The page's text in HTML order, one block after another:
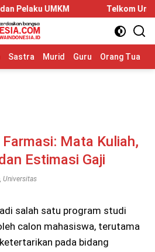
Telkom University Dorong
Sastra Murid Guru Orang Tua
Mata Kuliah,
Estimasi Gaji
, Universitas
salah satu program studi
calon mahasiswa, terutama
pada bidang